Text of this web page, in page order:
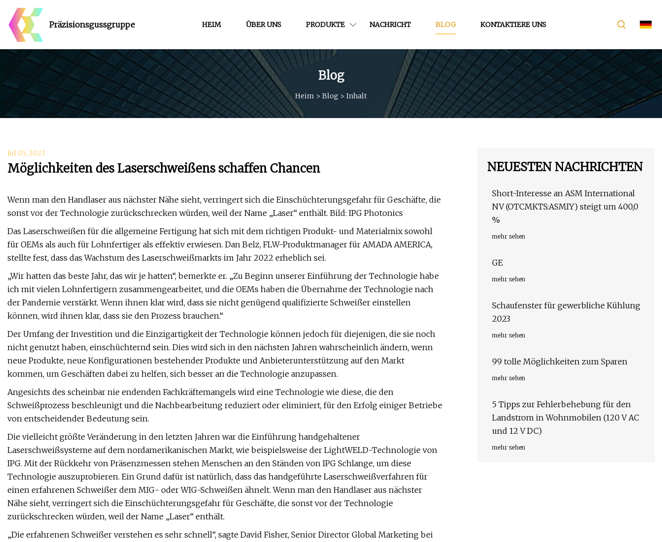
Präzisionsgussgruppe HEIM ÜBER UNS PRODUKTE NACHRICHT BLOG KONTAKTIERE UNS
Blog
Heim > Blog > Inhalt
Jul 05, 2023
Möglichkeiten des Laserschweißens schaffen Chancen
Wenn man den Handlaser aus nächster Nähe sieht, verringert sich die Einschüchterungsgefahr für Geschäfte, die
sonst vor der Technologie zurückschrecken würden, weil der Name „Laser“ enthält. Bild: IPG Photonics
Das Laserschweißen für die allgemeine Fertigung hat sich mit dem richtigen Produkt- und Materialmix sowohl
für OEMs als auch für Lohnfertiger als effektiv erwiesen. Dan Belz, FLW-Produktmanager für AMADA AMERICA,
stellte fest, dass das Wachstum des Laserschweißmarkts im Jahr 2022 erheblich sei.
„Wir hatten das beste Jahr, das wir je hatten“, bemerkte er. „Zu Beginn unserer Einführung der Technologie habe
ich mit vielen Lohnfertigern zusammengearbeitet, und die OEMs haben die Übernahme der Technologie nach
der Pandemie verstärkt. Wenn ihnen klar wird, dass sie nicht genügend qualifizierte Schweißer einstellen
können, wird ihnen klar, dass sie den Prozess brauchen.“
Der Umfang der Investition und die Einzigartigkeit der Technologie können jedoch für diejenigen, die sie noch
nicht genutzt haben, einschüchternd sein. Dies wird sich in den nächsten Jahren wahrscheinlich ändern, wenn
neue Produkte, neue Konfigurationen bestehender Produkte und Anbieterunterstützung auf den Markt
kommen, um Geschäften dabei zu helfen, sich besser an die Technologie anzupassen.
Angesichts des scheinbar nie endenden Fachkräftemangels wird eine Technologie wie diese, die den
Schweißprozess beschleunigt und die Nachbearbeitung reduziert oder eliminiert, für den Erfolg einiger Betriebe
von entscheidender Bedeutung sein.
Die vielleicht größte Veränderung in den letzten Jahren war die Einführung handgehaltener
Laserschweißsysteme auf dem nordamerikanischen Markt, wie beispielsweise der LightWELD-Technologie von
IPG. Mit der Rückkehr von Präsenzmessen stehen Menschen an den Ständen von IPG Schlange, um diese
Technologie auszuprobieren. Ein Grund dafür ist natürlich, dass das handgeführte Laserschweißverfahren für
einen erfahrenen Schweißer dem MIG- oder WIG-Schweißen ähnelt. Wenn man den Handlaser aus nächster
Nähe sieht, verringert sich die Einschüchterungsgefahr für Geschäfte, die sonst vor der Technologie
zurückschrecken würden, weil der Name „Laser“ enthält.
„Die erfahrenen Schweißer verstehen es sehr schnell“, sagte David Fisher, Senior Director Global Marketing bei
NEUESTEN NACHRICHTEN
Short-Interesse an ASM International
NV (OTCMKTS:ASMIY) steigt um 400,0
%
mehr sehen
GE
mehr sehen
Schaufenster für gewerbliche Kühlung
2023
mehr sehen
99 tolle Möglichkeiten zum Sparen
mehr sehen
5 Tipps zur Fehlerbehebung für den
Landstrom in Wohnmobilen (120 V AC
und 12 V DC)
mehr sehen